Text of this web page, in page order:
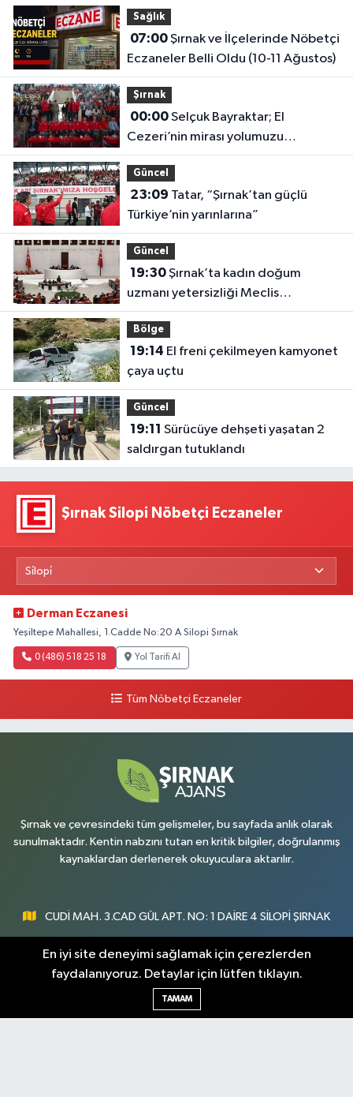
Sağlık
07:00Şırnak ve İlçelerinde Nöbetçi
Eczaneler Belli Oldu (10-11 Ağustos)
Şırnak
00:00Selçuk Bayraktar; El
Cezeri’nin mirası yolumuzu
aydınlatıyor
Güncel
23:09
Türkiye’nin yarınlarına”
Güncel
19:30Şırnak’ta kadın doğum
uzmanı yetersizliği Meclis
gündeminde
Bölge
19:14
çaya uçtu
Güncel
19:11
saldırgan tutuklandı
Şırnak Silopi Nöbetçi Eczaneler
Derman Eczanesi
Yeşiltepe Mahallesi, 1.Cadde No:20 A Silopi Şırnak
0 (486) 518 25 18 Yol Tarifi Al
Tüm Nöbetçi Eczaneler
Şırnak ve çevresindeki tüm gelişmeler, bu sayfada anlık olarak
sunulmaktadır. Kentin nabzını tutan en kritik bilgiler, doğrulanmış
kaynaklardan derlenerek okuyuculara aktarılır.
CUDİ MAH. 3.CAD GÜL APT. NO: 1 DAİRE 4 SİLOPİ ŞIRNAK
0547 300 73 73
[email protected]
En iyi site deneyimi sağlamak için çerezlerden
faydalanıyoruz. Detaylar için lütfen tıklayın.
TAMAM